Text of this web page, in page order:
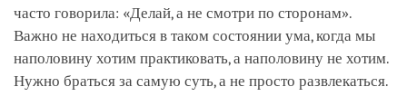
часто говорила: «Делай, а не смотри по сторонам».
Важно не находиться в таком состоянии ума, когда мы
наполовину хотим практиковать, а наполовину не хотим.
Нужно браться за самую суть, а не просто развлекаться.